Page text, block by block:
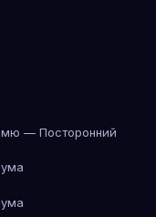
— Посторонний